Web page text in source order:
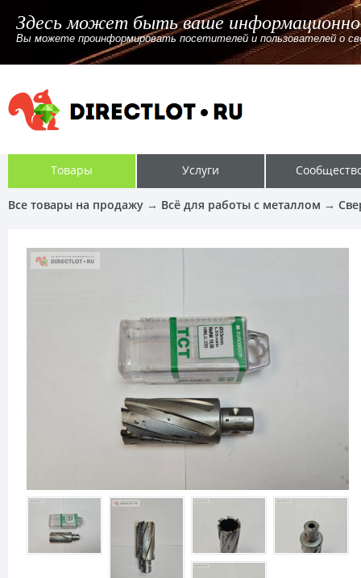
Здесь может быть ваше
Вы можете проинформировать посетителей и пользователей о
Товары Услуги
Все товары на продажу → Всё для работы с металлом →